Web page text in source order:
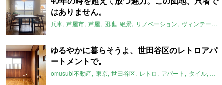
はありません。
兵庫 芦屋市 芦屋 団地 絶景 リノベーション ヴィンテージ
ゆるやかに暮らそうよ、世田谷区のレトロアパ
ートメントで。
omusubi不動産 東京 世田谷区 レトロ アパート タイル 和室